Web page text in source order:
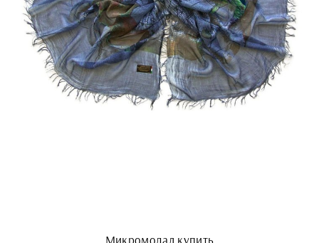
Микромодал купить